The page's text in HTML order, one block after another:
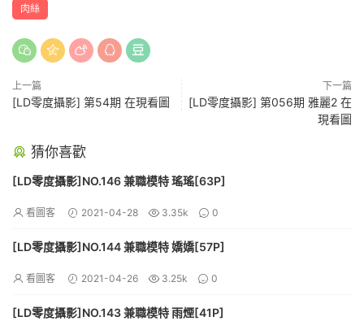
肉絲
上一篇
[LD零度攝影] 第54期 在現看圖
下一篇
[LD零度攝影] 第056期 雅麗2 在
現看圖
猜你喜歡
[LD零度攝影]NO.146 兼職模特 瑤瑤[63P]
看圖客 2021-04-28 3.35k 0
[LD零度攝影]NO.144 兼職模特 嬌嬌[57P]
看圖客 2021-04-26 3.25k 0
[LD零度攝影]NO.143 兼職模特 雨煙[41P]